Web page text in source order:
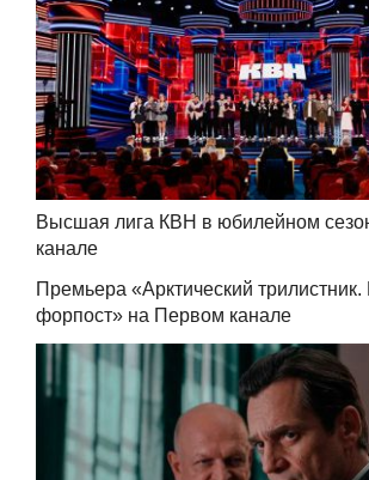
Высшая лига КВН в юбилейном
канале
Премьера «Арктический трилистник.
форпост» на Первом канале